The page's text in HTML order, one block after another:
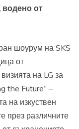
от
шоурум на SKS
от
на LG за
the Future“ –
на изкуствен
през различните